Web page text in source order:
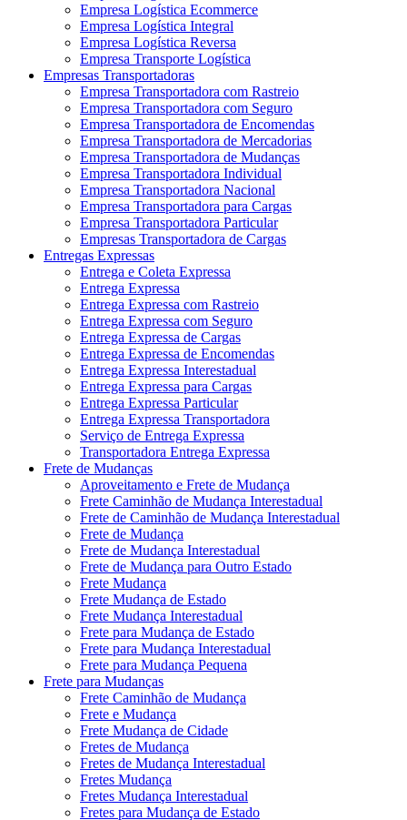
Empresa Logística Ecommerce
Empresa Logística Integral
Empresa Logística Reversa
Empresa Transporte Logística
Empresas Transportadoras
Empresa Transportadora com Rastreio
Empresa Transportadora com Seguro
Empresa Transportadora de Encomendas
Empresa Transportadora de Mercadorias
Empresa Transportadora de Mudanças
Empresa Transportadora Individual
Empresa Transportadora Nacional
Empresa Transportadora para Cargas
Empresa Transportadora Particular
Empresas Transportadora de Cargas
Entregas Expressas
Entrega e Coleta Expressa
Entrega Expressa
Entrega Expressa com Rastreio
Entrega Expressa com Seguro
Entrega Expressa de Cargas
Entrega Expressa de Encomendas
Entrega Expressa Interestadual
Entrega Expressa para Cargas
Entrega Expressa Particular
Entrega Expressa Transportadora
Serviço de Entrega Expressa
Transportadora Entrega Expressa
Frete de Mudanças
Aproveitamento e Frete de Mudança
Frete Caminhão de Mudança Interestadual
Frete de Caminhão de Mudança Interestadual
Frete de Mudança
Frete de Mudança Interestadual
Frete de Mudança para Outro Estado
Frete Mudança
Frete Mudança de Estado
Frete Mudança Interestadual
Frete para Mudança de Estado
Frete para Mudança Interestadual
Frete para Mudança Pequena
Frete para Mudanças
Frete Caminhão de Mudança
Frete e Mudança
Frete Mudança de Cidade
Fretes de Mudança
Fretes de Mudança Interestadual
Fretes Mudança
Fretes Mudança Interestadual
Fretes para Mudança de Estado